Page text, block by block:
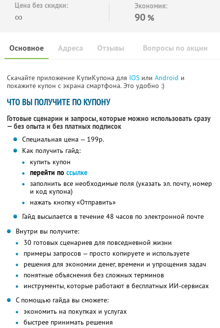
Цена без скидки:
∞
Экономия:
90 %
Основное Отзывы Вопросы по акции
Адреса
Скачайте приложение КупиКупона для IOS или Android и
покажите купон с экрана смартфона. Это удобно :)
ЧТО ВЫ ПОЛУЧИТЕ ПО КУПОНУ
Готовые сценарии и запросы, которые можно использовать сразу
— без опыта и без платных подписок
Специальная цена — 199р.
Как получить гайд:
купить купон
перейти по ссылке
заполнить все необходимые поля (указать эл. почту, номер
и код купона)
нажать кнопку «Отправить»
Гайд высылается в течение 48 часов по электронной почте
Внутри вы получите:
30 готовых сценариев для повседневной жизни
примеры запросов — просто копируете и используете
решения для экономии денег, времени и упрощения задач
понятные объяснения без сложных терминов
инструменты, которые работают в бесплатных ИИ-сервисах
С помощью гайда вы сможете:
экономить на покупках и услугах
быстрее принимать решения